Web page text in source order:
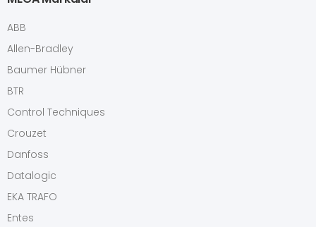
ABB
Allen-Bradley
Baumer Hübner
BTR
Control Techniques
Crouzet
Danfoss
Datalogic
EKA TRAFO
Entes